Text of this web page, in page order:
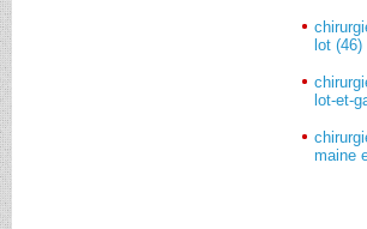
lot (46)
lot-et-
maine